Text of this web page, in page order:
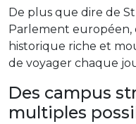
De plus que dire de
Parlement européen,
historique riche et
de voyager chaque
Des campus
multiples